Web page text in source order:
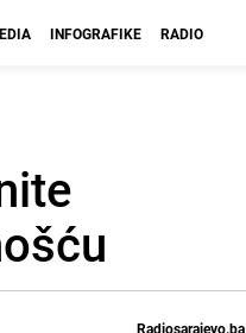
INFOGRAFIKE RADIO
Radiosarajevo.ba